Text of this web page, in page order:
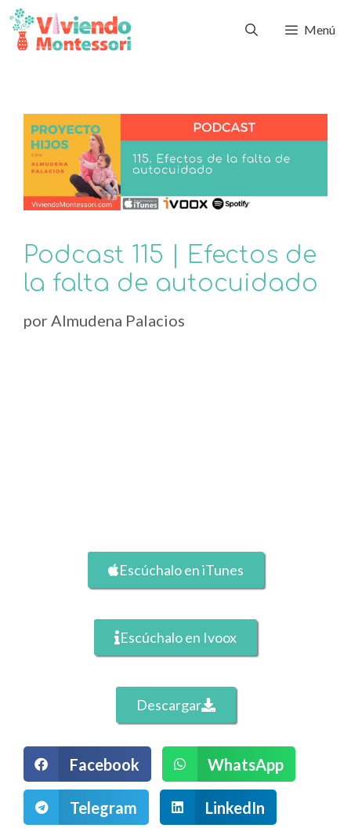
Menú
Podcast 115 | Efectos de
la falta de autocuidado
por Almudena Palacios
Escúchalo en iTunes
Escúchalo en Ivoox
Descargar
Facebook WhatsApp
Telegram LinkedIn